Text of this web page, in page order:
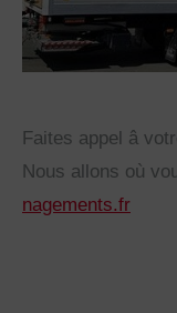
Faites appel â
Nous allons où
nagements.fr